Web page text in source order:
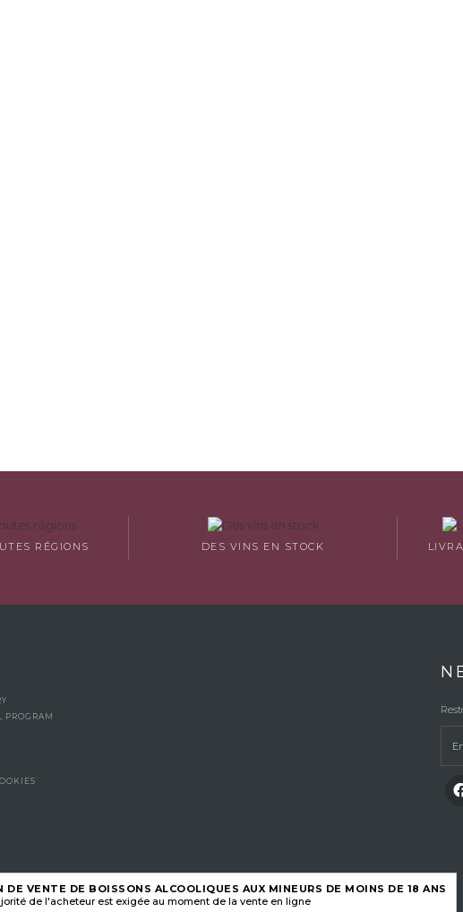
RÉGIONS DES VINS EN STOCK
PROGRAM
DE VENTE DE BOISSONS ALCOOLIQUES AUX MINEURS DE MOINS DE 18 ANS
de l'acheteur est exigée au moment de la vente en ligne